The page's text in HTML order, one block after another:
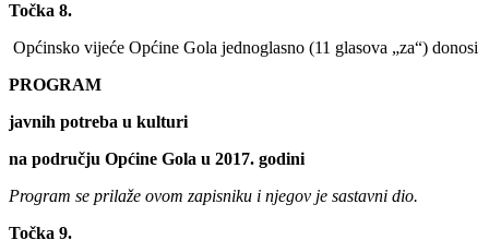
Točka 8.
Općinsko vijeće Općine Gola jednoglasno (11 glasova „za“) donosi
PROGRAM
javnih potreba u kulturi
na području Općine Gola u 2017. godini
Program se prilaže ovom zapisniku i njegov je sastavni dio.
Točka 9.